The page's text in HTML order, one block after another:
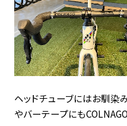
ヘッドチューブにはお馴染
やバーテープにもCOLNAGO